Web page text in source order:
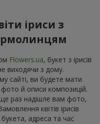
іриси з
Flowers.ua, букет з ірисів
виходячи з дому.
сайті, ви будете мати
й описи композицій.
раз надішле вам фото,
квітів ірисів
адреса та час